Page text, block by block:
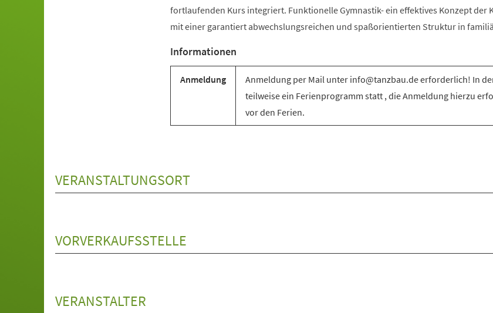
fortlaufenden Kurs integriert. Funktionelle Gymnastik- ein effektives Konzept der
mit einer garantiert abwechslungsreichen und spaßorientierten Struktur in
Informationen
Anmeldung
Anmeldung per Mail unter info@tanzbau.de erforderlich! In
teilweise ein Ferienprogramm statt , die Anmeldung hierzu
vor den Ferien.
VERANSTALTUNGSORT
VORVERKAUFSSTELLE
VERANSTALTER